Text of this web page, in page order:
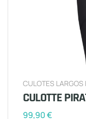
CULOTES LARGOS
CULOTTE
99,90€